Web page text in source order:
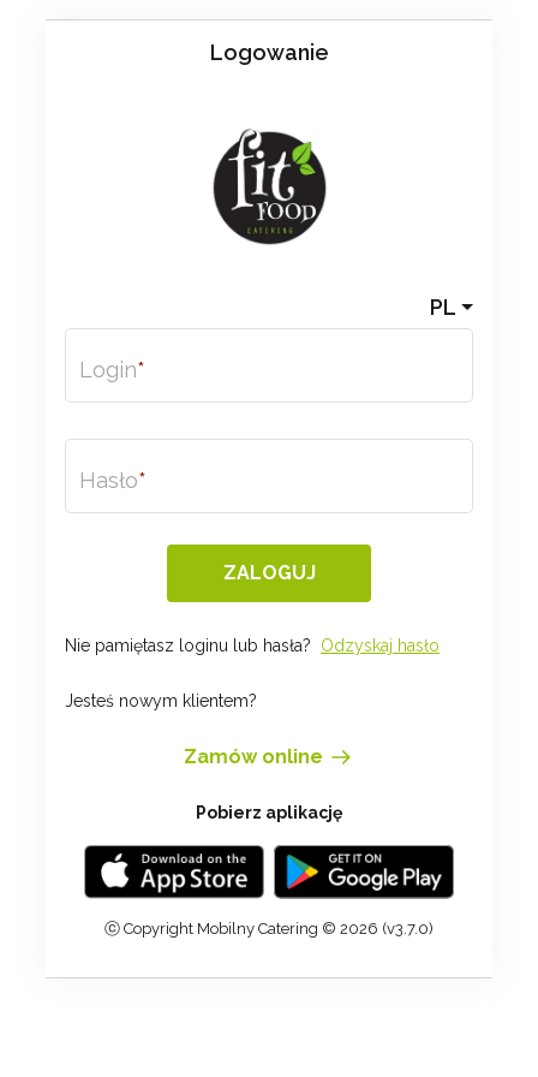
Logowanie
PL
Login
Hasło
ZALOGUJ
Nie pamiętasz loginu lub hasła? Odzyskaj hasło
Jesteś nowym klientem?
Zamów online
Pobierz aplikację
ⓒ Copyright Mobilny Catering © 2026 (v3.7.0)